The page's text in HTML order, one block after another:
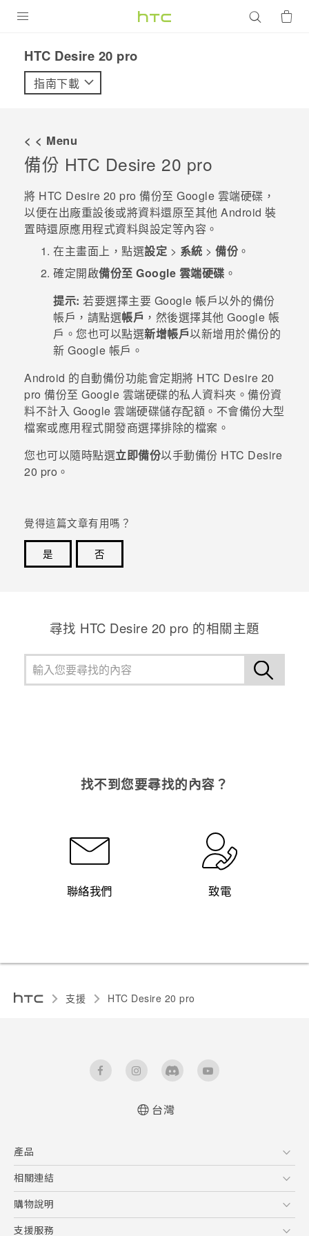
VIVE
配件
優惠專區
焦點訊息
校園專案
企業採購
銷售門市
銷售通路
支援服務
VIVELAND
‎HTC Desire 20 pro‎
指南下載
< < Menu
備份 HTC Desire 20 pro
將 HTC Desire 20 pro 備份至 Google 雲端硬碟 ，
以便在出廠重設後或將資料還原至其他 Android 裝
置時還原應用程式資料與設定等內容。
在主畫面上，點選設定 > 系統 > 備份 。
確定開啟備份至 Google 雲端硬碟 。
提示: 若要選擇主要 Google 帳戶以外的備份
帳戶，請點選帳戶 ，然後選擇其他 Google 帳
戶。您也可以點選新增帳戶以新增用於備份的
新 Google 帳戶。
Android 的自動備份功能會定期將 HTC Desire 20
pro 備份至 Google 雲端硬碟的私人資料夾。備份資
料不計入 Google 雲端硬碟儲存配額。不會備份大型
檔案或應用程式開發商選擇排除的檔案。
您也可以隨時點選立即備份以手動備份 HTC Desire
20 pro 。
覺得這篇文章有用嗎？
是
否
尋找 ‎HTC Desire 20 pro 的相關主題
找不到您要尋找的內容？
聯絡我們 致電
支援 ‎HTC Desire 20 pro‎
User manual
台灣
產品
5G
智慧型手機
配件
相關連結
HTC Research
購物說明
購物須知
支援服務